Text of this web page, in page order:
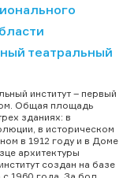
театральный
институт – первый
Общая площадь
зданиях: в
в историческом
в 1912 году и в Доме
архитектуры
создан на базе